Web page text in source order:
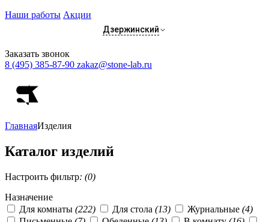
Наши работы Акции
Дзержинский
Заказать звонок
8 (495) 385-87-90 zakaz@stone-lab.ru
ГлавнаяИзделия
Каталог изделий
Настроить фильтр: (0)
Назначение
Для комнаты (222) Для стола (13) Журнальные (4)